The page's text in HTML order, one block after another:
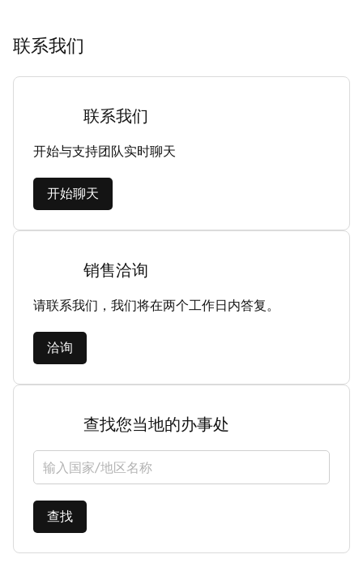
联系我们
联系我们
开始与支持团队实时聊天
开始聊天
销售洽询
请联系我们，我们将在两个工作日内答复。
洽询
查找您当地的办事处
选择国家/地区
查找